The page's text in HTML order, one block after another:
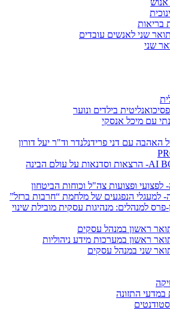
בריאות
שני לאנשים עובדים
שני
בילדים ונוער
עם מיכל אנסקי
האהבה עם דני פרידנלנדר וד"ר יעל דורון
AI BOOTCAMP- הרצאות וסדנאות על עולם הבינה
לפצועי ופצועות צה"ל וכוחות הביטחון
למעגלי הנפגעים של מלחמת “חרבות ברזל”
פרס למנהלים: מנהיגות עסקית מובילת שינוי
ראשון במנהל עסקים
ראשון במערכות מידע ניהוליות
שני במנהל עסקים
במדעי התזונה